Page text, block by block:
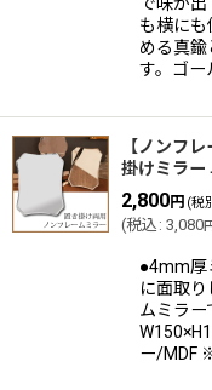
も横にも
める真
す。ゴー
【ノンフ
掛けミラー
2,800円 (税
(税込 : 3,080
●4mm厚
に面取
ムミラー
ー/MDF